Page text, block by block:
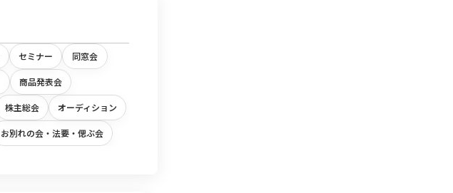
セミナー 同窓会
商品発表会
株主総会 オーディション
お別れの会・法要・偲ぶ会